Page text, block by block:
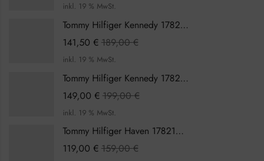
inkl. 19 % MwSt.
Tommy Hilfiger Kennedy 1782387 Damenuhr
141,50 € 189,00€
inkl. 19 % MwSt.
Tommy Hilfiger Kennedy 1782386 Damenuhr
149,00 € 199,00€
inkl. 19 % MwSt.
Tommy Hilfiger Haven 1782199 Damenuhr
119,00 € 159,00€